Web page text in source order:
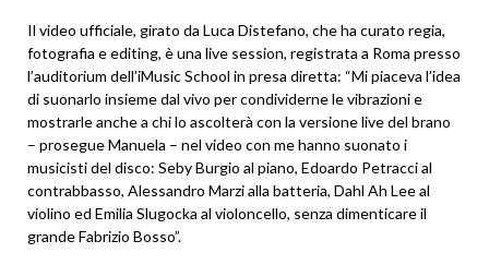
Il video ufficiale, girato da Luca Distefano, che ha curato regia,
fotografia e editing, è una live session, registrata a Roma presso
l’auditorium dell’iMusic School in presa diretta: “Mi piaceva l’idea
di suonarlo insieme dal vivo per condividerne le vibrazioni e
mostrarle anche a chi lo ascolterà con la versione live del brano
– prosegue Manuela – nel video con me hanno suonato i
musicisti del disco: Seby Burgio al piano, Edoardo Petracci al
contrabbasso, Alessandro Marzi alla batteria, Dahl Ah Lee al
violino ed Emilia Slugocka al violoncello, senza dimenticare il
grande Fabrizio Bosso”.